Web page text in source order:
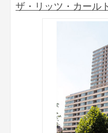
ザ・リッツ・カール